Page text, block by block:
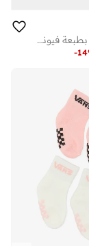
طقم جوارب ربع بطبعة فيونكة من 5 قطع للفتيات
-14